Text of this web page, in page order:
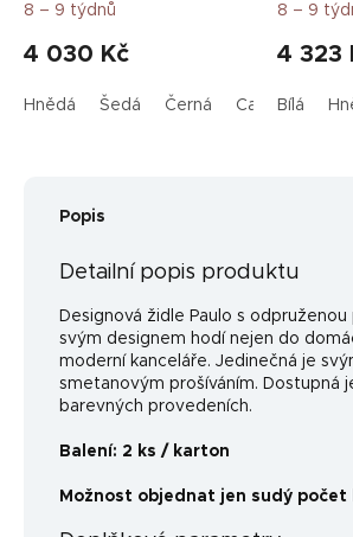
8 – 9 týdnů
4 030 Kč
Hnědá Šedá Černá Cappuccino
8 – 9
4 323
Bílá
Popis
Detailní popis produktu
Designová židle Paulo s
svým designem hodí nejen do
moderní kanceláře. Jedinečná je
smetanovým prošíváním. Dostupná
barevných provedeních.
Balení: 2 ks / karton
Možnost objednat jen sudý počet